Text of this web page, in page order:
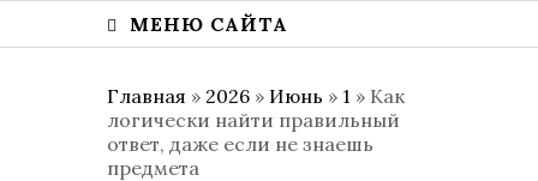
МЕНЮ САЙТА
Главная » 2026 » Июнь » 1 » Как
логически найти правильный
ответ, даже если не знаешь
предмета